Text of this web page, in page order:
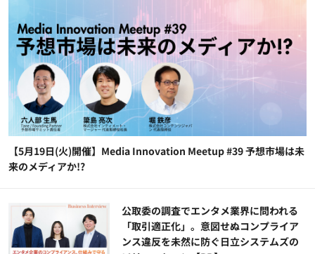
【5月19日(火)開催】Media Innovation Meetup #39 予想市場は未
来のメディアか!?
公​​取委の調査でエンタメ業界に問われる
「取引適正化」。意図せぬコンプライア
ンス違反を未然に防ぐ日立システムズの